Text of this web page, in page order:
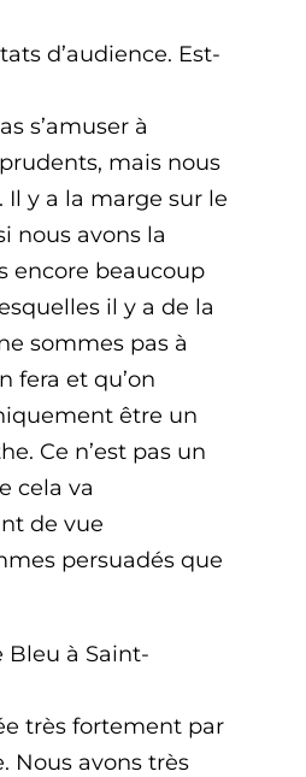
d’audience. Est-
s’amuser à
mais nous
y a la marge sur le
nous avons la
encore beaucoup
il y a de la
sommes pas à
fera et qu’on
être un
Ce n’est pas un
cela va
de vue
persuadés que
Bleu à Saint-
très fortement par
Nous avons très